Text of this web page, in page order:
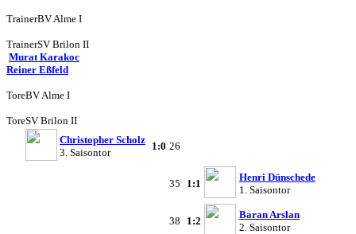
TrainerBV Alme I
TrainerSV Brilon II
Murat Karakoc
Reiner Eßfeld
ToreBV Alme I
ToreSV Brilon II
Christopher Scholz
3. Saisontor
1:0 26
35 1:1
Henri Dünschede
1. Saisontor
38 1:2
Baran Arslan
2. Saisontor